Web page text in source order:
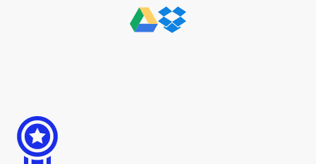
Høj kvalitet
Vores komprimeringsbillede til 1,2 mb-program reducerer